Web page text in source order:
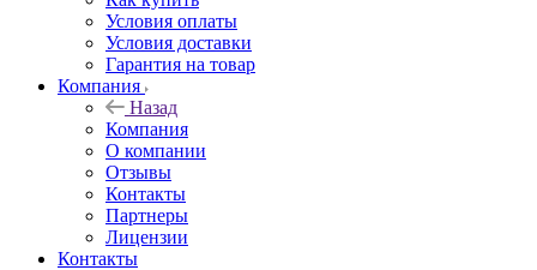
Условия оплаты
Условия доставки
Гарантия на товар
Компания
Назад
Компания
О компании
Отзывы
Контакты
Партнеры
Лицензии
Контакты